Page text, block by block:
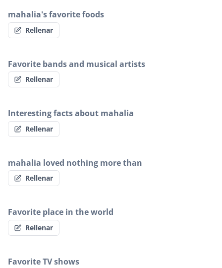
mahalia's favorite foods
Rellenar
Favorite bands and musical artists
Rellenar
Interesting facts about mahalia
Rellenar
mahalia loved nothing more than
Rellenar
Favorite place in the world
Rellenar
Favorite TV shows